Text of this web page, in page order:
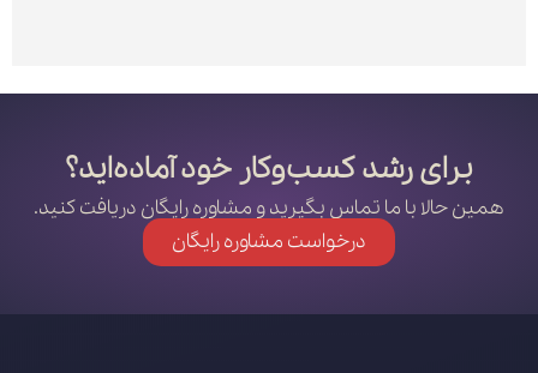
برای رشد کسب‌وکار خود آماده‌اید؟
همین حالا با ما تماس بگیرید و مشاوره رایگان دریافت کنید.
درخواست مشاوره رایگان